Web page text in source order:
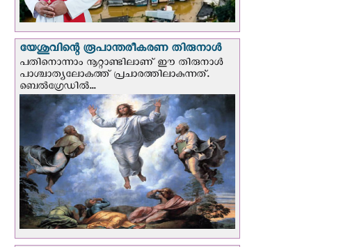
യേശുവിന്റെ രൂപാന്തരീകരണ തിരുനാള്‍
പതിനൊന്നാം നൂറ്റാണ്ടിലാണ് ഈ തിരുനാള്‍
പാശ്ചാത്യലോകത്ത് പ്രചാരത്തിലാകുന്നത്.
ബെല്‍ഗ്രേഡില്‍...